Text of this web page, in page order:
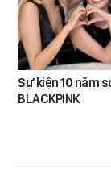
Sự kiện 10 năm
BLACKPINK